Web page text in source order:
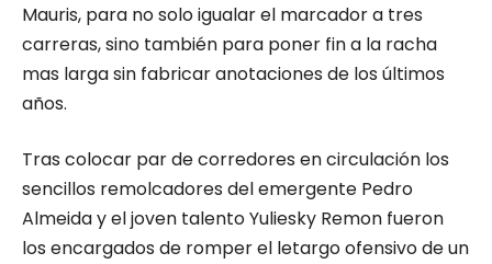
Mauris, para no solo igualar el marcador a tres
carreras, sino también para poner fin a la racha
mas larga sin fabricar anotaciones de los últimos
años.
Tras colocar par de corredores en circulación los
sencillos remolcadores del emergente Pedro
Almeida y el joven talento Yuliesky Remon fueron
los encargados de romper el letargo ofensivo de un